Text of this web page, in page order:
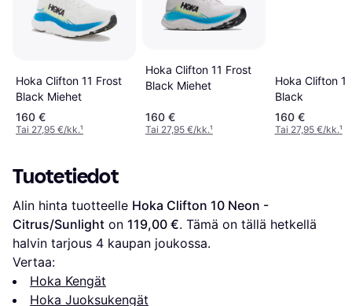
Hoka Clifton 11 Frost
Black Miehet
160 €
Tai 27,95 €/kk.¹
Hoka Clifton 11 Frost
Black Miehet
160 €
Tai 27,95 €/kk.¹
Hoka Clifton
Black
160 €
Tai 27,95 €/kk.¹
Tuotetiedot
Alin hinta tuotteelle Hoka Clifton 10 Neon -
Citrus/Sunlight on 119,00 €. Tämä on tällä hetkellä
halvin tarjous 4 kaupan joukossa.
Vertaa:
Hoka Kengät
Hoka Juoksukengät